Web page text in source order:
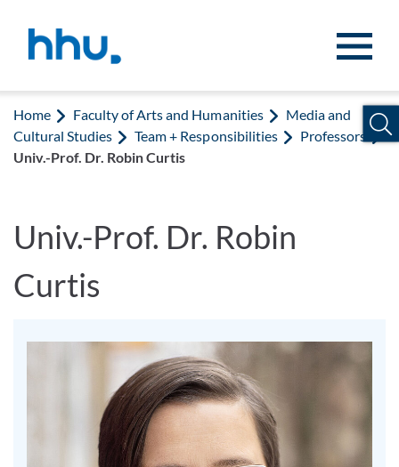
Home Faculty of Arts and Humanities
Media and
Cultural Studies
Team + Responsibilities
Professors
Univ.-Prof. Dr. Robin Curtis
Univ.-Prof. Dr. Robin
Curtis